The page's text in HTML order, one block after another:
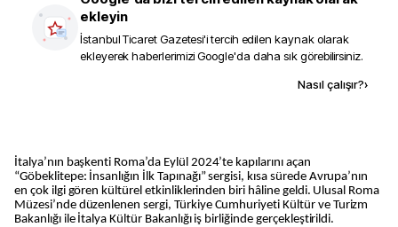
ekleyin
İstanbul Ticaret Gazetesi'i tercih edilen kaynak olarak
ekleyerek haberlerimizi Google'da daha sık görebilirsiniz.
Nasıl çalışır?›
İtalya’nın başkenti Roma’da Eylül 2024’te kapılarını açan
“Göbeklitepe: İnsanlığın İlk Tapınağı” sergisi, kısa sürede Avrupa’nın
en çok ilgi gören kültürel etkinliklerinden biri hâline geldi. Ulusal Roma
Müzesi’nde düzenlenen sergi, Türkiye Cumhuriyeti Kültür ve Turizm
Bakanlığı ile İtalya Kültür Bakanlığı iş birliğinde gerçekleştirildi.